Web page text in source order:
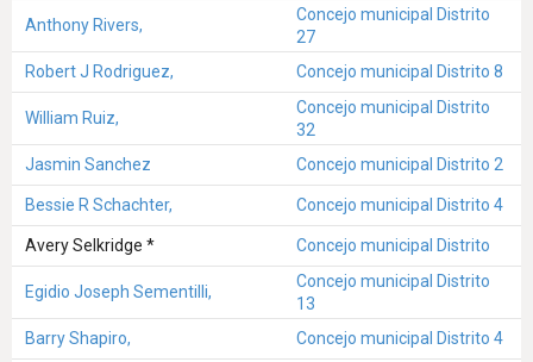
Anthony Rivers,
Concejo municipal Distrito
27
Robert J Rodriguez,
Concejo municipal Distrito 8
William Ruiz,
Concejo municipal Distrito
32
Jasmin Sanchez
Concejo municipal Distrito 2
Bessie R Schachter, Concejo municipal Distrito 4
Avery Selkridge * Concejo municipal Distrito
Egidio Joseph Sementilli,
Concejo municipal Distrito
13
Barry Shapiro,
Concejo municipal Distrito 4